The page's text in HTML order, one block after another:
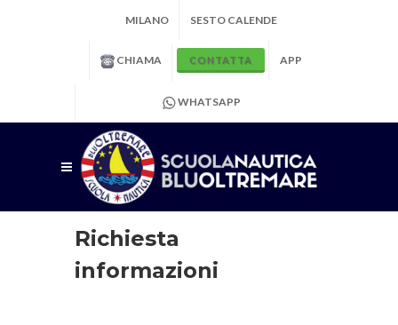
MILANO SESTO CALENDE
CHIAMA CONTATTA APP
WHATSAPP
Richiesta
informazioni